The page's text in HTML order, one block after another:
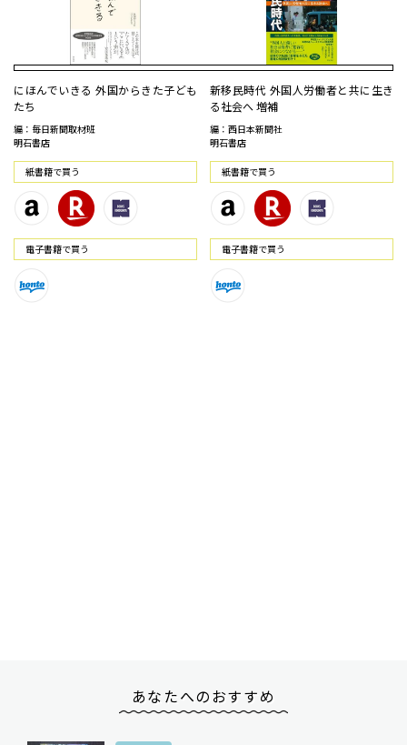
にほんでいきる 外国からきた子ども
たち
編：毎日新聞取材班
明石書店
紙書籍で買う
電⼦書籍で買う
新移民時代 外国人労働者と共に生き
る社会へ 増補
編：西日本新聞社
明石書店
紙書籍で買う
電⼦書籍で買う
あなたへのおすすめ